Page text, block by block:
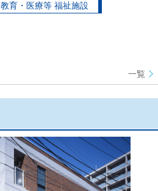
教育・医療等 福祉施設
一覧